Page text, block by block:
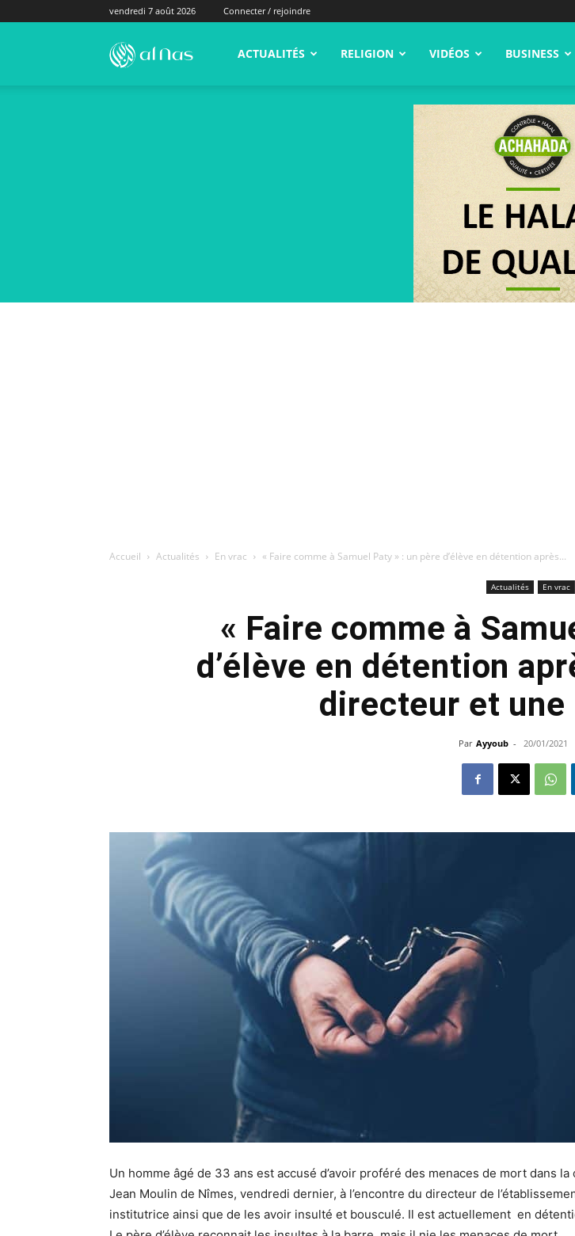
vendredi 7 août 2026 Connecter / rejoindre
alNas.fr ACTUALITÉS RELIGION VIDÉOS BUSINESS
Accueil Actualités En vrac « Faire comme à Samuel Paty » : un père d’élève en détention après...
Actualités En vrac
« Faire comme à
d’élève en détention
directeur et
Par Ayyoub - 20/01/2021
Un homme âgé de 33 ans est accusé d’avoir proféré des menaces de mort dans la
Jean Moulin de Nîmes, vendredi dernier, à l’encontre du directeur de
institutrice ainsi que de les avoir insulté et bousculé. Il est actuellement en